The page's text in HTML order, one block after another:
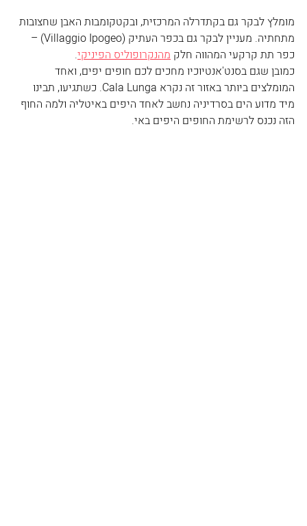
מומלץ לבקר גם בקתדרלה המרכזית, ובקטקומבות האבן שחצובות
מתחתיה. מעניין לבקר גם בכפר העתיק (Villaggio Ipogeo) –
כפר תת קרקעי המהווה חלק מהנקרופוליס הפיניקי.
כמובן שגם בסנט'אנטיוכיו מחכים לכם חופים יפים, ואחד
המומלצים ביותר באזור זה נקרא Cala Lunga. כשתגיעו, תבינו
מיד מדוע הים בסרדיניה נחשב לאחד היפים באיטליה ולמה החוף
הזה נכנס לרשימת החופים היפים באי.